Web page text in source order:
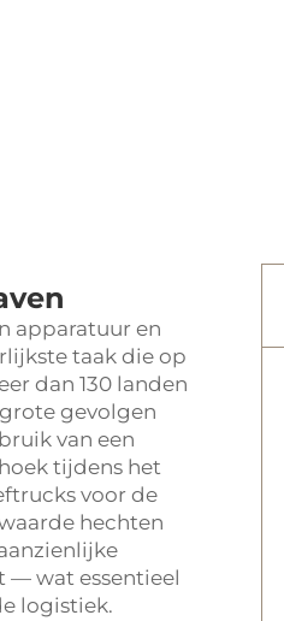
apparatuur en
taak die op
dan 130 landen
gevolgen
van een
tijdens het
voor de
hechten
— wat essentieel
logistiek.